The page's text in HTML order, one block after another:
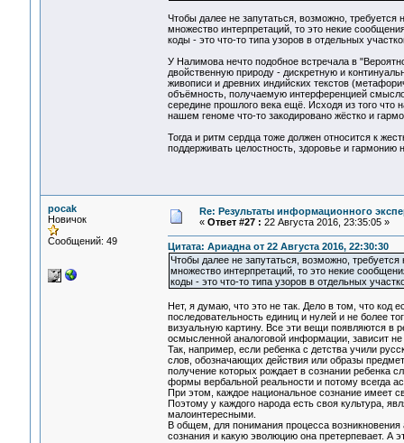
Чтобы далее не запутаться, возможно,
множество интерпретаций, то это некие
коды - это что-то типа узоров в отдельных
У Налимова нечто подобное встречала в
двойственную природу - дискретную и
живописи и древних индийских текстов
объёмность, получаемую интерференцией
середине прошлого века ещё. Исходя из того что
нашем геноме что-то закодировано жёстко и
Тогда и ритм сердца тоже должен относится к
поддерживать целостность, здоровье и гармонию
pocak
Новичок
Сообщений: 49
Re: Результаты информационного
« Ответ #27 : 22 Августа 2016, 23:35:05 »
Цитата: Ариадна от 22 Августа 2016, 22:30:30
Чтобы далее не запутаться, возможно,
множество интерпретаций, то это некие
коды - это что-то типа узоров в отдельных
Нет, я думаю, что это не так. Дело в том, что код
последовательность единиц и нулей и не более
визуальную картину. Все эти вещи появляются в
осмысленной аналоговой информации, зависит
Так, например, если ребенка с детства учили
слов, обозначающих действия или образы
получение которых рождает в сознании ребенка
формы вербальной реальности и потому всегда
При этом, каждое национальное сознание имеет
Поэтому у каждого народа есть своя культура,
малоинтересными.
В общем, для понимания процесса возникновения
сознания и какую эволюцию она претерпевает. А